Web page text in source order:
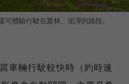
體驗行駛在叢林、泥濘的路段。
車輛行駛較快時（約時速